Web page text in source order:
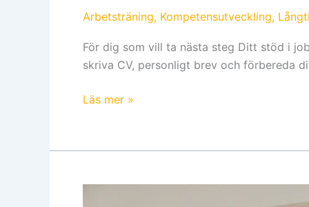
Arbetsträning, Kompetensutveckling,
För dig som vill ta nästa steg Ditt stöd i
skriva CV, personligt brev och förbereda
Läs mer »